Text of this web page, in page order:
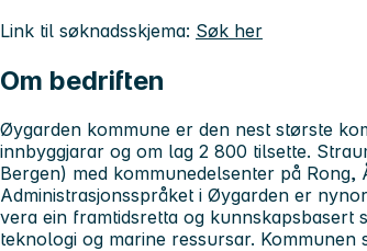
Link til søknadsskjema: Søk her
Om bedriften
Øygarden kommune er den nest største
innbyggjarar og om lag 2 800 tilsette.
Bergen) med kommunedelsenter på Rong,
Administrasjonsspråket i Øygarden er
vera ein framtidsretta og
teknologi og marine ressursar.